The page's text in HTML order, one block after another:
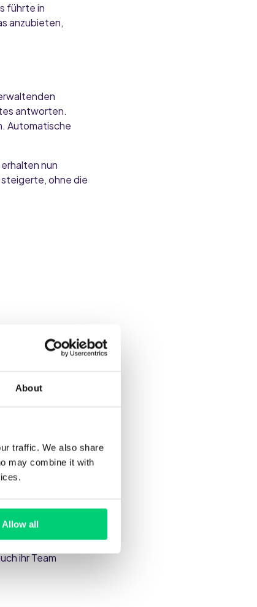
About
traffic. We also share
may combine it with
Allow all
führte in
anzubieten,
antworten.
Automatische
nun
ohne die
als
und
ihr Team